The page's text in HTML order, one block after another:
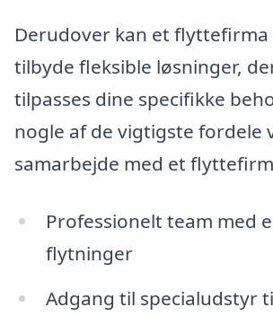
Derudover kan et flyttefirma
tilbyde fleksible løsninger,
tilpasses dine specifikke
nogle af de vigtigste fordele
samarbejde med et
Professionelt team med
flytninger
Adgang til specialudstyr